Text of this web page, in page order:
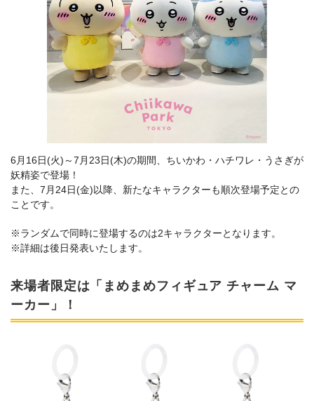
6月16日(火)～7月23日(木)の期間、ちいかわ・ハチワレ・うさぎが
妖精姿で登場！
また、7月24日(金)以降、新たなキャラクターも順次登場予定との
ことです。
※ランダムで同時に登場するのは2キャラクターとなります。
※詳細は後日発表いたします。
来場者限定は「まめまめフィギュア チャーム マ
ーカー」！